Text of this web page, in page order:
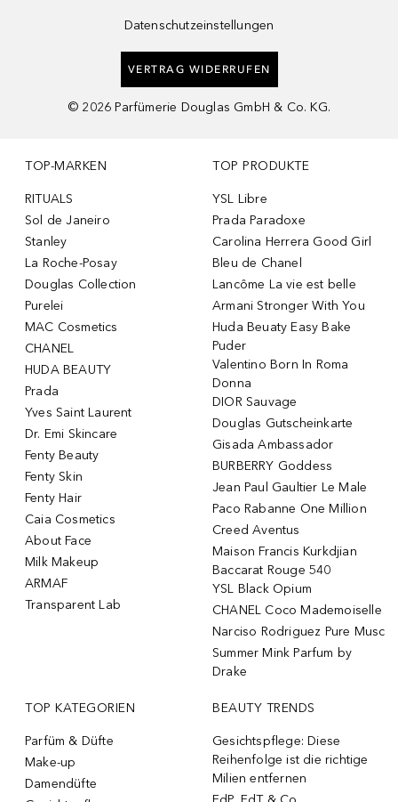
Datenschutzeinstellungen
VERTRAG WIDERRUFEN
© 2026 Parfümerie Douglas GmbH & Co. KG.
TOP-MARKEN
RITUALS
Sol de Janeiro
Stanley
La Roche-Posay
Douglas Collection
Purelei
MAC Cosmetics
CHANEL
HUDA BEAUTY
Prada
Yves Saint Laurent
Dr. Emi Skincare
Fenty Beauty
Fenty Skin
Fenty Hair
Caia Cosmetics
About Face
Milk Makeup
ARMAF
Transparent Lab
TOP PRODUKTE
YSL Libre
Prada Paradoxe
Carolina Herrera Good Girl
Bleu de Chanel
Lancôme La vie est belle
Armani Stronger With You
Huda Beuaty Easy Bake
Puder
Valentino Born In Roma
Donna
DIOR Sauvage
Douglas Gutscheinkarte
Gisada Ambassador
BURBERRY Goddess
Jean Paul Gaultier Le Male
Paco Rabanne One Million
Creed Aventus
Maison Francis Kurkdjian
Baccarat Rouge 540
YSL Black Opium
CHANEL Coco Mademoiselle
Narciso Rodriguez Pure Musc
Summer Mink Parfum by
Drake
TOP KATEGORIEN
Parfüm & Düfte
Make-up
Damendüfte
BEAUTY TRENDS
Gesichtspflege: Diese
Reihenfolge ist die richtige
Milien entfernen